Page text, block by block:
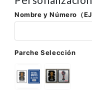
Nombre y Número（
Parche Selección